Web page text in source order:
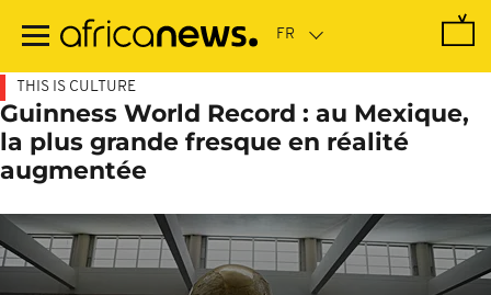
contenu
THIS IS CULTURE
Guinness World Record : au Mexique,
la plus grande fresque en réalité
augmentée